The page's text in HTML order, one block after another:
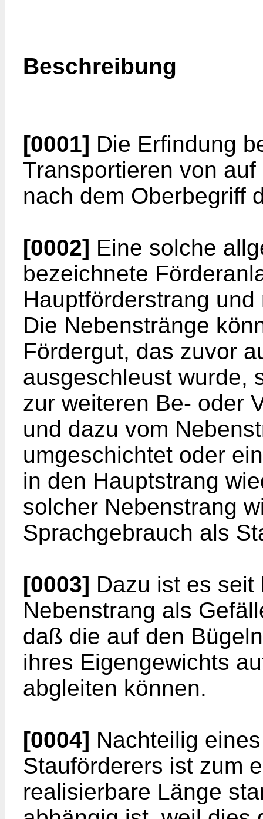
Beschreibung
[0001] Die Erfindung
Transportieren von
nach dem Oberbegriff
[0002] Eine solche
bezeichnete
Hauptförderstrang
Die Nebenstränge
Fördergut, das zuvor
ausgeschleust wurde,
zur weiteren Be- oder
und dazu vom
umgeschichtet oder
in den Hauptstrang
solcher Nebenstrang
Sprachgebrauch als
[0003] Dazu ist es
Nebenstrang als
daß die auf den
ihres Eigengewichts
abgleiten können.
[0004] Nachteilig
Stauförderers ist zum
realisierbare Länge